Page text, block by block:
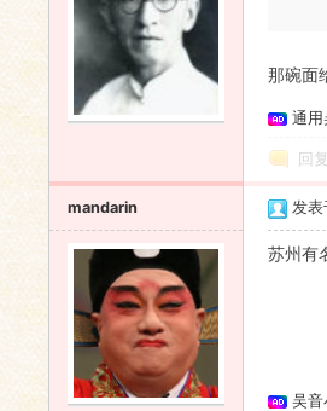
那碗面
通用
回复
mandarin 发
苏州有
吴音